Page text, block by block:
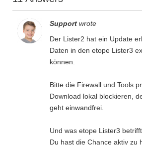
Support wrote
Der Lister2 hat ein Update
Daten in den etope Lister3
können.
Bitte die Firewall und Tools
Download lokal blockieren,
geht einwandfrei.
Und was etope Lister3
Du hast die Chance aktiv zu